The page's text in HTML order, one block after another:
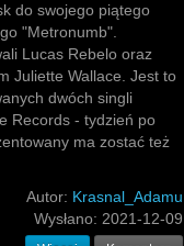
do swojego piątego
"Metronumb".
Lucas Rebelo oraz
Juliette Wallace. Jest to
dwóch singli
Records - tydzień po
ma zostać też
Autor: Krasnal_Adamu
Wysłano: 2021-12-09